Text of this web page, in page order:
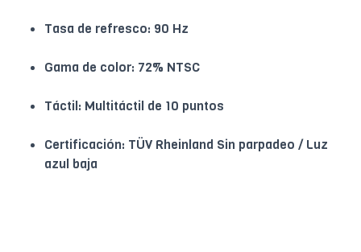
Tasa de refresco: 90 Hz
Gama de color: 72% NTSC
Táctil: Multitáctil de 10 puntos
Certificación: TÜV Rheinland Sin parpadeo / Luz
azul baja